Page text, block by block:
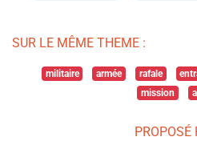
SUR LE MÊME THEME :
militaire armée rafale
mission
PROPOSÉ